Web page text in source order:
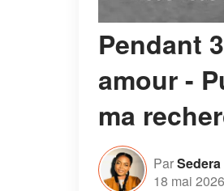
Pendant
amour -
ma
Par
18 mai 2026